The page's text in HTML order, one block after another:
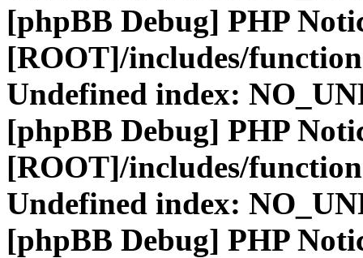
[phpBB Debug] PHP
[ROOT]/includes/
Undefined index:
[phpBB Debug] PHP
[ROOT]/includes/
Undefined index:
[phpBB Debug] PHP